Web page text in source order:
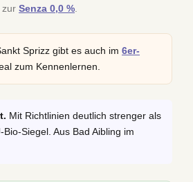
zur Senza 0,0 %
Sprizz gibt es auch im 6er-
zum Kennenlernen.
Mit Richtlinien deutlich strenger als
Siegel. Aus Bad Aibling im